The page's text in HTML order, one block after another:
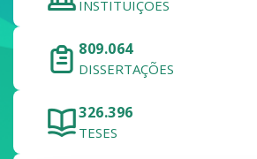
INSTITUIÇÕES
809.064
DISSERTAÇÕES
326.396
TESES